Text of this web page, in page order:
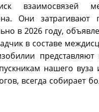
взаимосвязей
Они
в 2026 году,
в составе
нашего
всегда собирает